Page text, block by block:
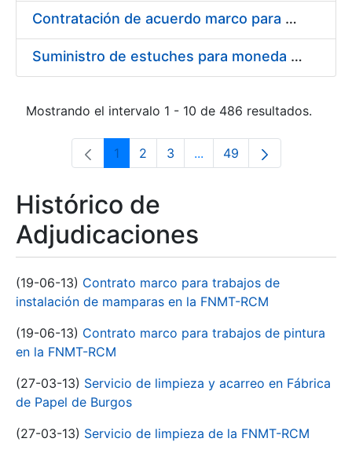
Contratación de acuerdo marco para el Suministro de Material de Electricidad para la Fábrica Nacional de Moneda y Timbre-Real Casa de la Moneda en su centro de trabajo de Burgos
Suministro de estuches para moneda de 30 €
Mostrando el intervalo 1 - 10 de 486 resultados.
Página
1 Página
2 Página
3 ...Páginas intermedias Use
Página
49
Histórico de
Adjudicaciones
(19-06-13) Contrato marco para trabajos de
instalación de mamparas en la FNMT-RCM
(19-06-13) Contrato marco para trabajos de pintura
en la FNMT-RCM
(27-03-13) Servicio de limpieza y acarreo en Fábrica
de Papel de Burgos
(27-03-13) Servicio de limpieza de la FNMT-RCM